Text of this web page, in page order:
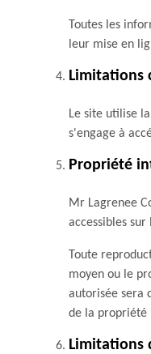
Toutes les
leur mise en
Limitations
Le site utilise
s'engage à
Propriété
Mr Lagrenee
accessibles
Toute
moyen ou le
autorisée sera
de la propriété
Limitations